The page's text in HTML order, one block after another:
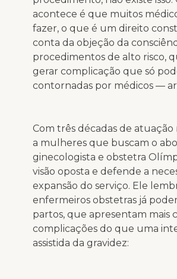
acontece é que muitos
fazer, o que é um direito
conta da objeção da
procedimentos de alto risco,
gerar complicação que só
contornadas por médicos —
Com três décadas de
a mulheres que buscam o
ginecologista e obstetra
visão oposta e defende a
expansão do serviço. Ele
enfermeiros obstetras já
partos, que apresentam mais
complicações do que uma
assistida da gravidez: